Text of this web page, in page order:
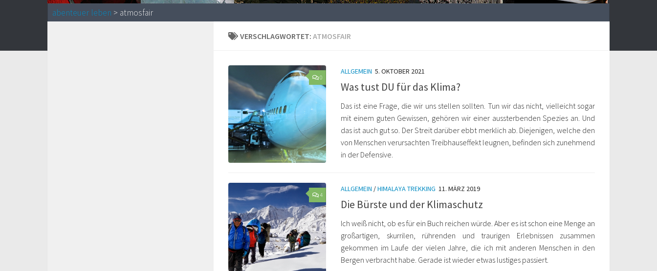
abenteuer leben > atmosfair
VERSCHLAGWORTET: ATMOSFAIR
0
ALLGEMEIN 5. OKTOBER 2021
Was tust DU für das Klima?
Das ist eine Frage, die wir uns stellen sollten. Tun wir das nicht, vielleicht sogar
mit einem guten Gewissen, gehören wir einer aussterbenden Spezies an. Und
das ist auch gut so. Der Streit darüber ebbt merklich ab. Diejenigen, welche den
von Menschen verursachten Treibhauseffekt leugnen, befinden sich zunehmend
in der Defensive.
4
ALLGEMEIN /HIMALAYA TREKKING 11. MÄRZ 2019
Die Bürste und der Klimaschutz
Ich weiß nicht, ob es für ein Buch reichen würde. Aber es ist schon eine Menge an
großartigen, skurrilen, rührenden und traurigen Erlebnissen zusammen
gekommen im Laufe der vielen Jahre, die ich mit anderen Menschen in den
Bergen verbracht habe. Gerade ist wieder etwas lustiges passiert.